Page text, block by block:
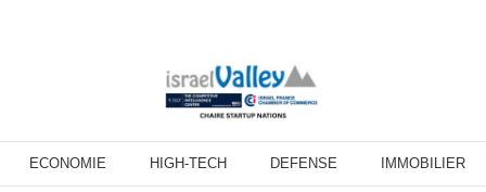
ECONOMIE HIGH-TECH DEFENSE IMMOBILIER